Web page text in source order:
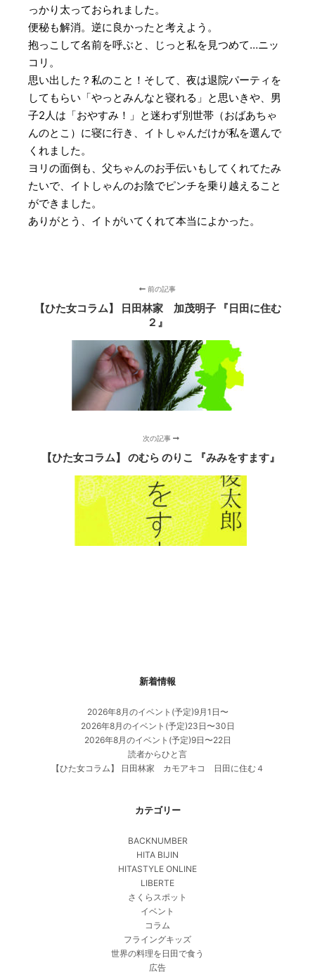
っかり太っておられました。
便秘も解消。逆に良かったと考えよう。
抱っこして名前を呼ぶと、じっと私を見つめて…ニッ
コリ。
思い出した？私のこと！そして、夜は退院パーティを
してもらい「やっとみんなと寝れる」と思いきや、男
子2人は「おやすみ！」と迷わず別世帯（おばあちゃ
んのとこ）に寝に行き、イトしゃんだけが私を選んで
くれました。
ヨリの面倒も、父ちゃんのお手伝いもしてくれてたみ
たいで、イトしゃんのお陰でピンチを乗り越えること
ができました。
ありがとう、イトがいてくれて本当によかった。
前の記事
【ひた女コラム】 日田林家 加茂明子 『日田に住む
２』
次の記事
【ひた女コラム】 のむら のりこ 『みみをすます』
新着情報
2026年8月のイベント(予定)9月1日〜
2026年8月のイベント(予定)23日〜30日
2026年8月のイベント(予定)9日〜22日
読者からひと言
【ひた女コラム】 日田林家 カモアキコ 日田に住む４
カテゴリー
BACKNUMBER
HITA BIJIN
HITASTYLE ONLINE
LIBERTE
さくらスポット
イベント
コラム
フライングキッズ
世界の料理を日田で食う
広告